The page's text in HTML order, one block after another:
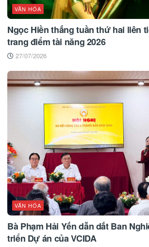
VĂN HÓA
Ngọc Hiền thắng tuần thứ hai liên
trang điểm tài năng 2026
27/07/2026
VĂN HÓA
Bà Phạm Hải Yến dẫn dắt Ban
triển Dự án của VCIDA